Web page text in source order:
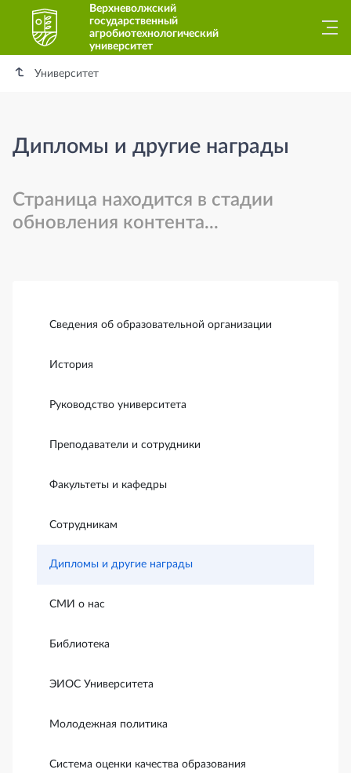
Верхневолжский
государственный
агробиотехнологический
университет
Университет
Дипломы и другие награды
Страница находится в стадии
обновления контента...
Сведения об образовательной организации
История
Руководство университета
Преподаватели и сотрудники
Факультеты и кафедры
Сотрудникам
Дипломы и другие награды
СМИ о нас
Библиотека
ЭИОС Университета
Молодежная политика
Система оценки качества образования